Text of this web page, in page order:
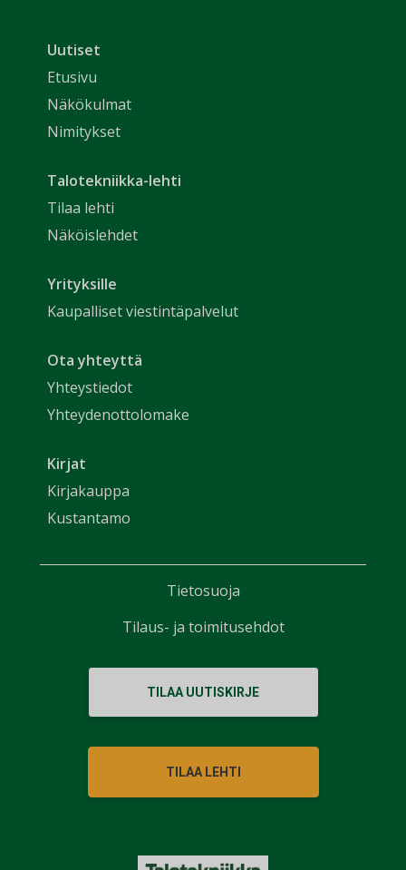
Uutiset
Etusivu
Näkökulmat
Nimitykset
Talotekniikka-lehti
Tilaa lehti
Näköislehdet
Yrityksille
Kaupalliset viestintäpalvelut
Ota yhteyttä
Yhteystiedot
Yhteydenottolomake
Kirjat
Kirjakauppa
Kustantamo
TILAA UUTISKIRJE
TILAA LEHTI
Tietosuoja
Tilaus- ja toimitusehdot